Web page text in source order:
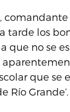
tarde los
que no se
que se
Río Grande’.